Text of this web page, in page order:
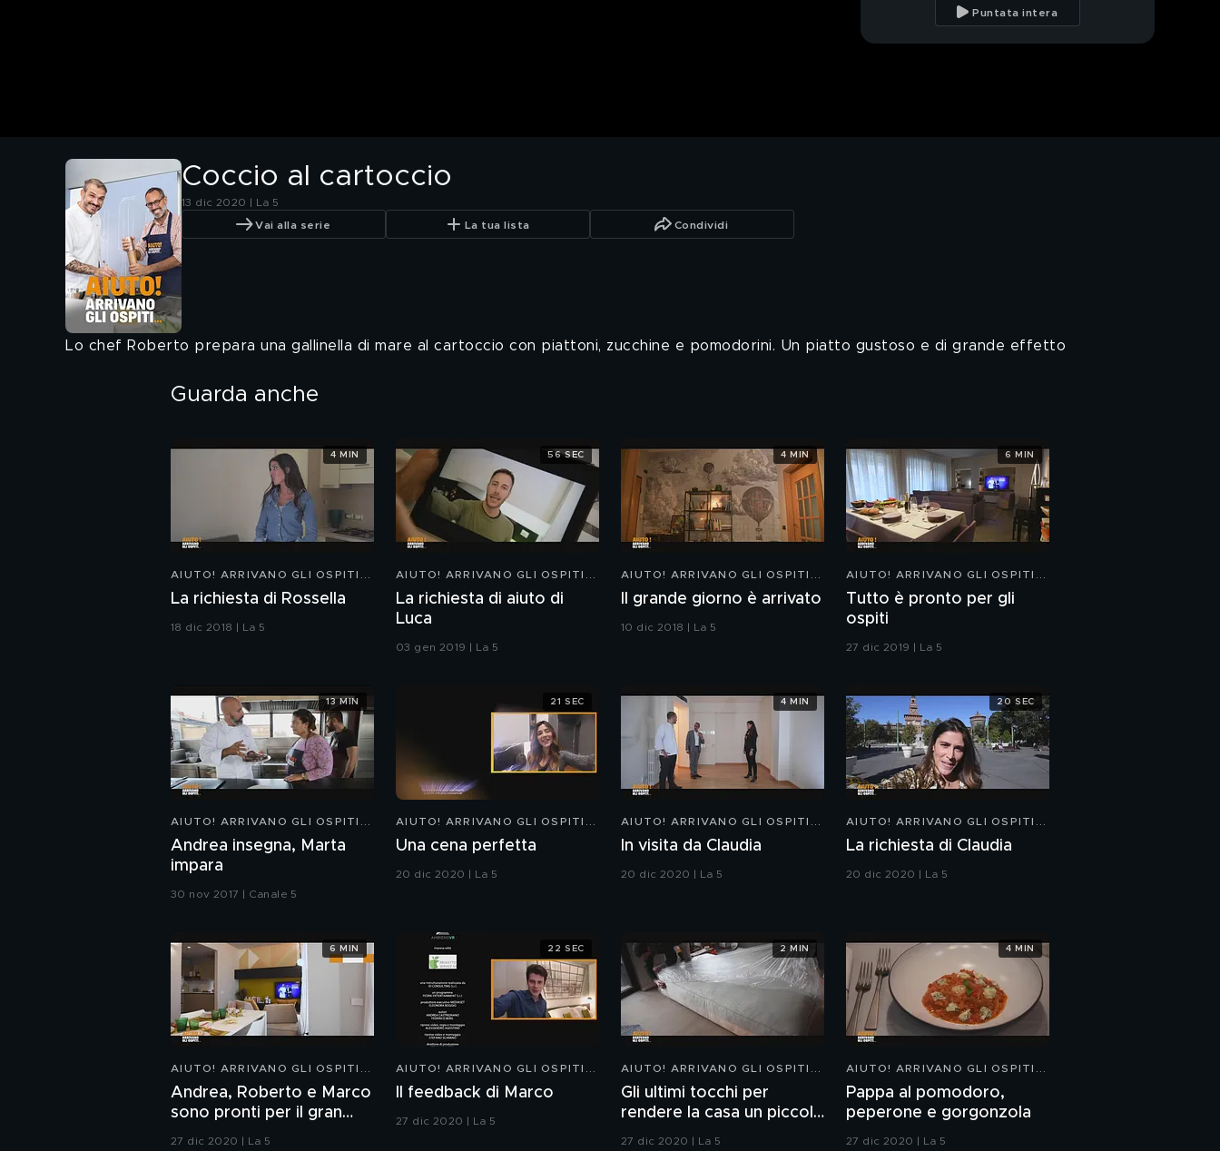
Puntata intera
Coccio al cartoccio
13 dic 2020 | La 5
Vai alla serie La tua lista Condividi
Lo chef Roberto prepara una gallinella di mare al cartoccio con piattoni, zucchine e pomodorini. Un piatto gustoso e di grande effetto
Guarda anche
AIUTO! ARRIVANO GLI OSPITI...
La richiesta di Rossella
18 dic 2018 | La 5
4 MIN
AIUTO! ARRIVANO GLI OSPITI...
La richiesta di aiuto di
Luca
03 gen 2019 | La 5
56 SEC
AIUTO! ARRIVANO GLI OSPITI...
Il grande giorno è arrivato
10 dic 2018 | La 5
4 MIN
AIUTO! ARRIVANO GLI OSPITI...
Tutto è pronto per gli
ospiti
27 dic 2019 | La 5
6 MIN
AIUTO! ARRIVANO GLI OSPITI...
Andrea insegna, Marta
impara
30 nov 2017 | Canale 5
13 MIN
AIUTO! ARRIVANO GLI OSPITI...
Una cena perfetta
20 dic 2020 | La 5
21 SEC
AIUTO! ARRIVANO GLI OSPITI...
In visita da Claudia
20 dic 2020 | La 5
4 MIN
AIUTO! ARRIVANO GLI OSPITI...
La richiesta di Claudia
20 dic 2020 | La 5
20 SEC
AIUTO! ARRIVANO GLI OSPITI...
Andrea, Roberto e Marco
sono pronti per il gran
27 dic 2020 | La 5
6 MIN
AIUTO! ARRIVANO GLI OSPITI...
Il feedback di Marco
27 dic 2020 | La 5
22 SEC
AIUTO! ARRIVANO GLI OSPITI...
Gli ultimi tocchi per
rendere la casa un piccolo
27 dic 2020 | La 5
2 MIN
AIUTO! ARRIVANO GLI OSPITI...
Pappa al pomodoro,
peperone e gorgonzola
27 dic 2020 | La 5
4 MIN